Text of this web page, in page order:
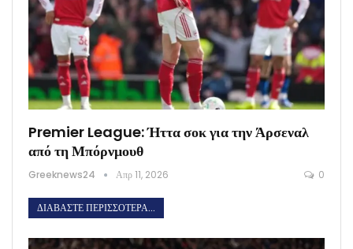
Premier League: Ήττα σοκ για την Άρσεναλ
από τη Μπόρνμουθ
Greeknews24 Απρ 11, 2026 0
ΔΙΑΒΆΣΤΕ ΠΕΡΙΣΣΌΤΕΡΑ...